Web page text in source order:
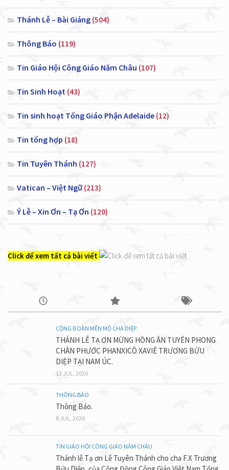
Thánh Lễ – Bài Giảng (504)
Thông Báo (119)
Tin Giáo Hội Công Giáo Năm Châu (107)
Tin Sinh Hoạt (43)
Tin sinh hoạt Tổng Giáo Phận Adelaide (12)
Tin tổng hợp (18)
Tin Tuyên Thánh (127)
Vatican – Việt Ngữ(213)
Ý Lễ – Xin Ơn – Tạ Ơn (120)
Click để xem tất cả bài viết
CỘNG ĐOÀN MẾN MỘ CHA DIỆP
THÁNH LỄ TẠ ƠN MỪNG HỒNG ÂN TUYÊN PHONG
CHÂN PHƯỚC PHANXICÔ XAVIÊ TRƯƠNG BỬU
DIỆP TẠI NAM ÚC.
13 JUL, 2026
THÔNG BÁO
Thông Báo.
8 JUL, 2026
TIN GIÁO HỘI CÔNG GIÁO NĂM CHÂU
Thánh lễ Tạ ơn Lễ Tuyên Thánh cho cha F.X Trương